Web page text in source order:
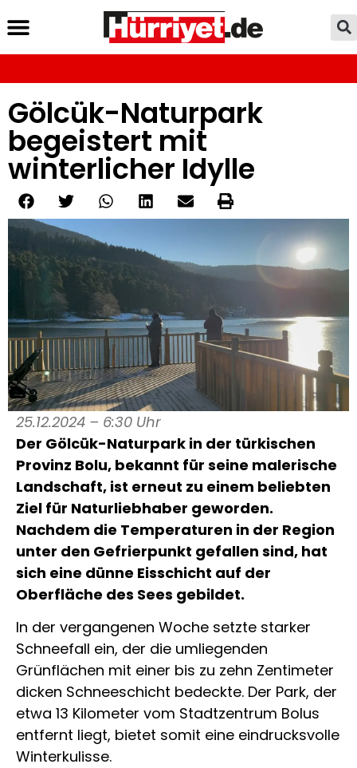
Gölcük-Naturpark
begeistert mit
winterlicher Idylle
25.12.2024 – 6:30 Uhr
Der Gölcük-Naturpark in der türkischen
Provinz Bolu, bekannt für seine malerische
Landschaft, ist erneut zu einem beliebten
Ziel für Naturliebhaber geworden.
Nachdem die Temperaturen in der Region
unter den Gefrierpunkt gefallen sind, hat
sich eine dünne Eisschicht auf der
Oberfläche des Sees gebildet.
In der vergangenen Woche setzte starker
Schneefall ein, der die umliegenden
Grünflächen mit einer bis zu zehn Zentimeter
dicken Schneeschicht bedeckte. Der Park, der
etwa 13 Kilometer vom Stadtzentrum Bolus
entfernt liegt, bietet somit eine eindrucksvolle
Winterkulisse.